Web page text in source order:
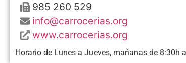
985 260 529
info@carrocerias.org
www.carrocerias.org
Horario de Lunes a Jueves, mañanas de 8:30h